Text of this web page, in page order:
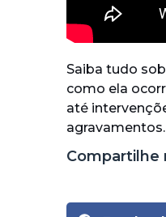
Saiba tudo
como ela
até
Compartilhe